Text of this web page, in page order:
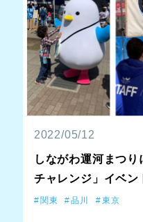
2022/05/12
しながわ運河まつ
チャレンジ」イベン
関東 品川 東京